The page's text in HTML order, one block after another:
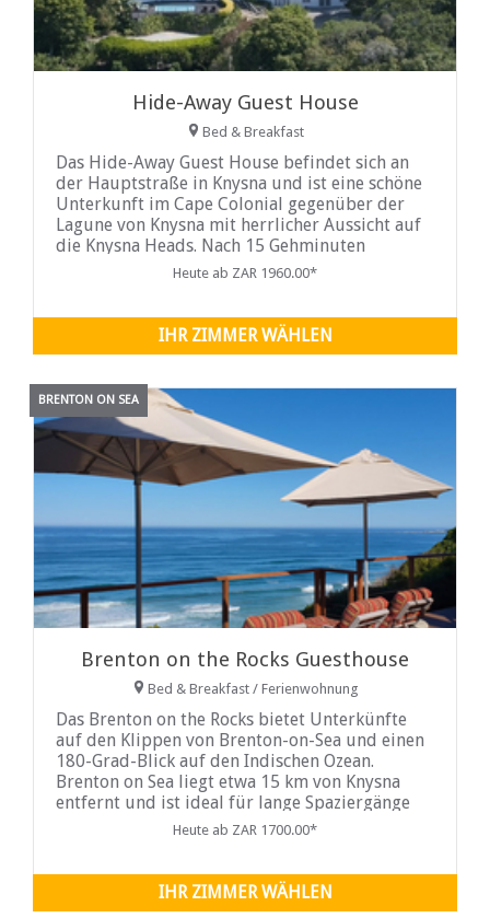
Hide-Away Guest House
Bed & Breakfast
Das Hide-Away Guest House befindet sich an
der Hauptstraße in Knysna und ist eine schöne
Unterkunft im Cape Colonial gegenüber der
Lagune von Knysna mit herrlicher Aussicht auf
die Knysna Heads. Nach 15 Gehminuten
erreichen Sie die Stadt oder die Waterfront.
Heute ab ZAR 1960.00*
IHR ZIMMER WÄHLEN
BRENTON ON SEA
Brenton on the Rocks Guesthouse
Bed & Breakfast / Ferienwohnung
Das Brenton on the Rocks bietet Unterkünfte
auf den Klippen von Brenton-on-Sea und einen
180-Grad-Blick auf den Indischen Ozean.
Brenton on Sea liegt etwa 15 km von Knysna
entfernt und ist ideal für lange Spaziergänge
Heute ab ZAR 1700.00*
IHR ZIMMER WÄHLEN